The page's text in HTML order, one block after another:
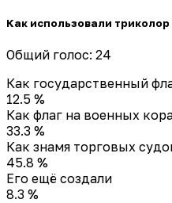
Как использовали триколор
Общий голос: 24
Как государственный
12.5 %
Как флаг на военных
33.3 %
Как знамя торговых
45.8 %
Его ещё создали
8.3 %